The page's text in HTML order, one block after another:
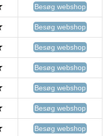
Besøg webshop
Besøg webshop
Besøg webshop
Besøg webshop
Besøg webshop
Besøg webshop
Besøg webshop